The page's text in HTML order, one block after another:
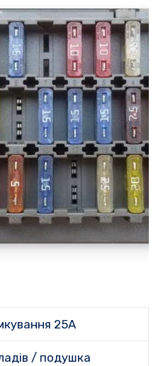
25A
/ подушка